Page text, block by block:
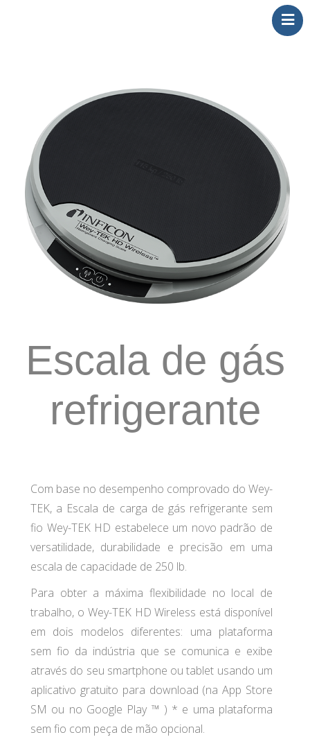
Aplicações
Detectores de vazamentos
Escala de gás
refrigerante
Com base no desempenho comprovado do Wey-
TEK, a Escala de carga de gás refrigerante sem
fio Wey-TEK HD estabelece um novo padrão de
versatilidade, durabilidade e precisão em uma
escala de capacidade de 250 lb.
Para obter a máxima flexibilidade no local de
trabalho, o Wey-TEK HD Wireless está disponível
em dois modelos diferentes: uma plataforma
sem fio da indústria que se comunica e exibe
através do seu smartphone ou tablet usando um
aplicativo gratuito para download (na App Store
SM ou no Google Play ™ ) * e uma plataforma
sem fio com peça de mão opcional.